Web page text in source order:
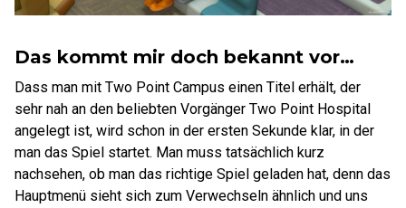
Das kommt mir doch bekannt vor…
Dass man mit Two Point Campus einen Titel erhält, der
sehr nah an den beliebten Vorgänger Two Point Hospital
angelegt ist, wird schon in der ersten Sekunde klar, in der
man das Spiel startet. Man muss tatsächlich kurz
nachsehen, ob man das richtige Spiel geladen hat, denn das
Hauptmenü sieht sich zum Verwechseln ähnlich und uns